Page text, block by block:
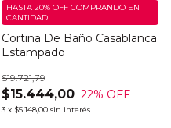
Cortina De Baño Casablanca
Estampado
$15.444,00
$19.721,79
22% OFF
3 x $5.148,00 sin interés
HASTA 20% OFF COMPRANDO EN
CANTIDAD